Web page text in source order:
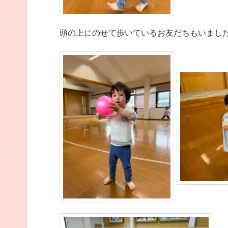
頭の上にのせて歩いているお友だちもいまし